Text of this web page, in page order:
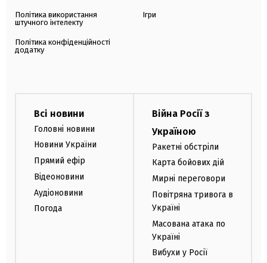
Політика використання
штучного інтелекту
Політика конфіденційності
додатку
Ігри
Всі новини
Головні новини
Новини України
Прямий ефір
Відеоновини
Аудіоновини
Погода
Війна Росії з
Україною
Ракетні обстріли
Карта бойових дій
Мирні переговори
Повітряна тривога в
Україні
Масована атака по
Україні
Вибухи у Росії